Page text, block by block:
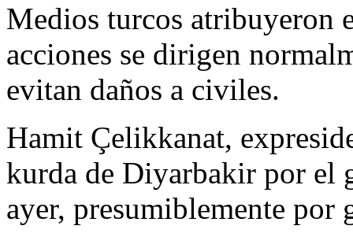
Medios turcos atribuyeron
acciones se dirigen
evitan daños a civiles.
Hamit Çelikkanat,
kurda de Diyarbakir por el
ayer, presumiblemente